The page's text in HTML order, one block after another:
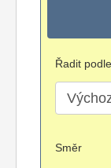
Řadit
Směr